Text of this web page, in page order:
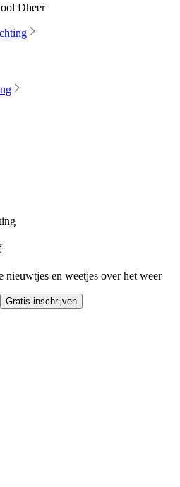
Dheer
nieuwtjes en weetjes over het weer
Gratis inschrijven